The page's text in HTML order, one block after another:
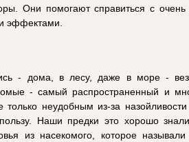
Они помогают справиться с
эффектами.
- дома, в лесу, даже в море -
- самый распространенный и
только неудобным из-за
Наши предки это хорошо
из насекомого, которое